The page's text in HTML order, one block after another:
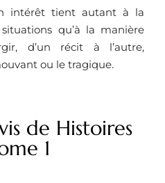
intérêt tient autant à la
qu’à la manière
d’un récit à l’autre,
ou le tragique.
de Histoires
1